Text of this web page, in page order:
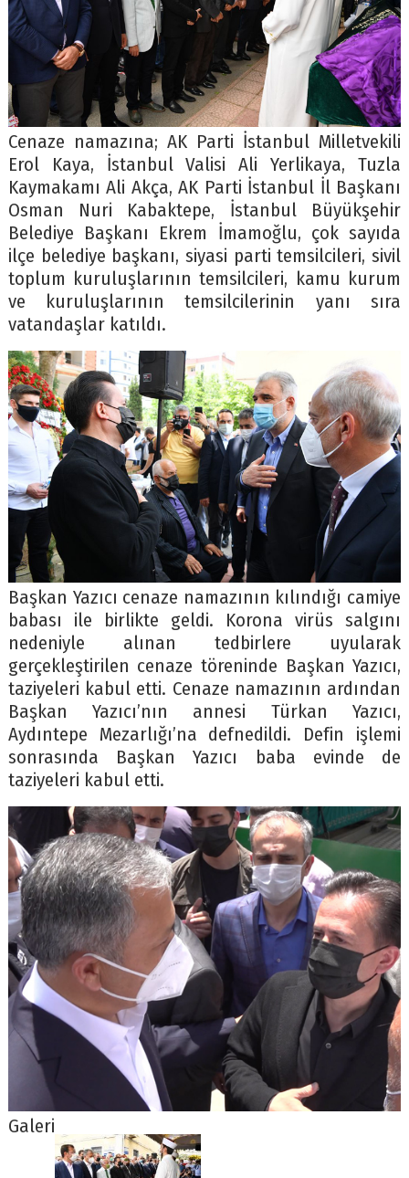
Cenaze namazına; AK Parti İstanbul Milletvekili
Erol Kaya, İstanbul Valisi Ali Yerlikaya, Tuzla
Kaymakamı Ali Akça, AK Parti İstanbul İl Başkanı
Osman Nuri Kabaktepe, İstanbul Büyükşehir
Belediye Başkanı Ekrem İmamoğlu, çok sayıda
ilçe belediye başkanı, siyasi parti temsilcileri, sivil
toplum kuruluşlarının temsilcileri, kamu kurum
ve kuruluşlarının temsilcilerinin yanı sıra
vatandaşlar katıldı.
Başkan Yazıcı cenaze namazının kılındığı camiye
babası ile birlikte geldi. Korona virüs salgını
nedeniyle alınan tedbirlere uyularak
gerçekleştirilen cenaze töreninde Başkan Yazıcı,
taziyeleri kabul etti. Cenaze namazının ardından
Başkan Yazıcı’nın annesi Türkan Yazıcı,
Aydıntepe Mezarlığı’na defnedildi. Defin işlemi
sonrasında Başkan Yazıcı baba evinde de
taziyeleri kabul etti.
Galeri